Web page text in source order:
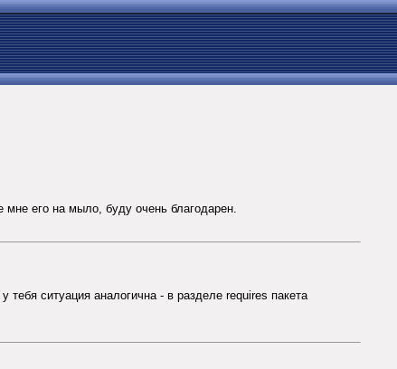
его на мыло, буду очень благодарен.
ситуация аналогична - в разделе requires пакета